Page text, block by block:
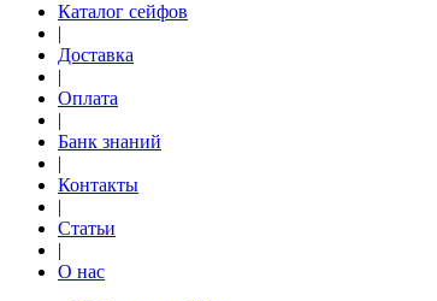
Каталог сейфов
|
Доставка
|
Оплата
|
Банк знаний
|
Контакты
|
Статьи
|
О нас